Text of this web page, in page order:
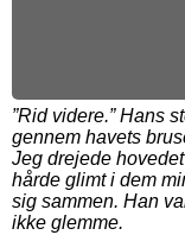
”Rid videre.” Hans
gennem havets
Jeg drejede
hårde glimt i dem
sig sammen. Han
ikke glemme.